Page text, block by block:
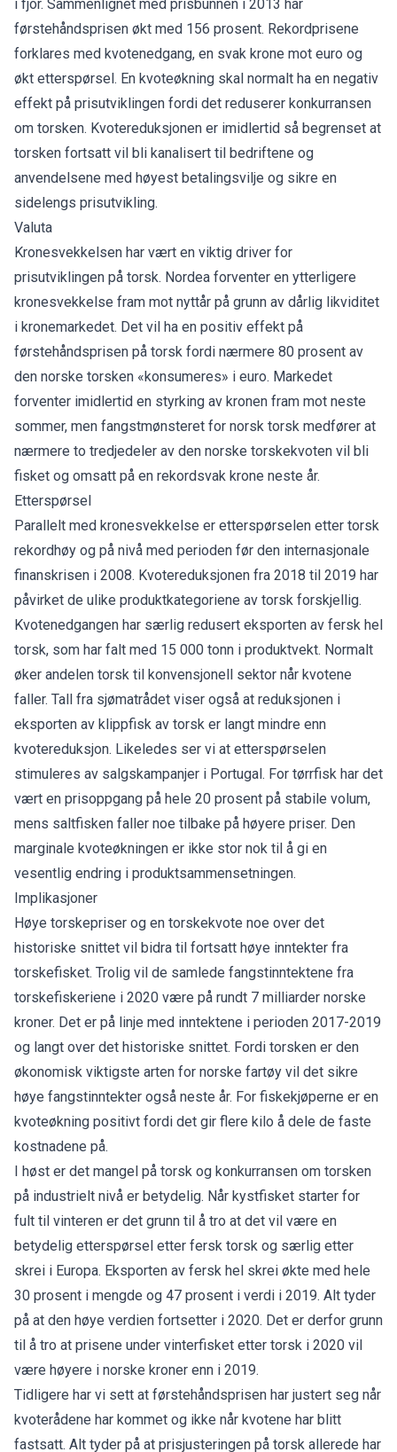
i fjor. Sammenlignet med prisbunnen i 2013 har
førstehåndsprisen økt med 156 prosent. Rekordprisene
forklares med kvotenedgang, en svak krone mot euro og
økt etterspørsel. En kvoteøkning skal normalt ha en negativ
effekt på prisutviklingen fordi det reduserer konkurransen
om torsken. Kvotereduksjonen er imidlertid så begrenset at
torsken fortsatt vil bli kanalisert til bedriftene og
anvendelsene med høyest betalingsvilje og sikre en
sidelengs prisutvikling.
Valuta
Kronesvekkelsen har vært en viktig driver for
prisutviklingen på torsk. Nordea forventer en ytterligere
kronesvekkelse fram mot nyttår på grunn av dårlig likviditet
i kronemarkedet. Det vil ha en positiv effekt på
førstehåndsprisen på torsk fordi nærmere 80 prosent av
den norske torsken «konsumeres» i euro. Markedet
forventer imidlertid en styrking av kronen fram mot neste
sommer, men fangstmønsteret for norsk torsk medfører at
nærmere to tredjedeler av den norske torskekvoten vil bli
fisket og omsatt på en rekordsvak krone neste år.
Etterspørsel
Parallelt med kronesvekkelse er etterspørselen etter torsk
rekordhøy og på nivå med perioden før den internasjonale
finanskrisen i 2008. Kvotereduksjonen fra 2018 til 2019 har
påvirket de ulike produktkategoriene av torsk forskjellig.
Kvotenedgangen har særlig redusert eksporten av fersk hel
torsk, som har falt med 15 000 tonn i produktvekt. Normalt
øker andelen torsk til konvensjonell sektor når kvotene
faller. Tall fra sjømatrådet viser også at reduksjonen i
eksporten av klippfisk av torsk er langt mindre enn
kvotereduksjon. Likeledes ser vi at etterspørselen
stimuleres av salgskampanjer i Portugal. For tørrfisk har det
vært en prisoppgang på hele 20 prosent på stabile volum,
mens saltfisken faller noe tilbake på høyere priser. Den
marginale kvoteøkningen er ikke stor nok til å gi en
vesentlig endring i produktsammensetningen.
Implikasjoner
Høye torskepriser og en torskekvote noe over det
historiske snittet vil bidra til fortsatt høye inntekter fra
torskefisket. Trolig vil de samlede fangstinntektene fra
torskefiskeriene i 2020 være på rundt 7 milliarder norske
kroner. Det er på linje med inntektene i perioden 2017-2019
og langt over det historiske snittet. Fordi torsken er den
økonomisk viktigste arten for norske fartøy vil det sikre
høye fangstinntekter også neste år. For fiskekjøperne er en
kvoteøkning positivt fordi det gir flere kilo å dele de faste
kostnadene på.
I høst er det mangel på torsk og konkurransen om torsken
på industrielt nivå er betydelig. Når kystfisket starter for
fult til vinteren er det grunn til å tro at det vil være en
betydelig etterspørsel etter fersk torsk og særlig etter
skrei i Europa. Eksporten av fersk hel skrei økte med hele
30 prosent i mengde og 47 prosent i verdi i 2019. Alt tyder
på at den høye verdien fortsetter i 2020. Det er derfor grunn
til å tro at prisene under vinterfisket etter torsk i 2020 vil
være høyere i norske kroner enn i 2019.
Tidligere har vi sett at førstehåndsprisen har justert seg når
kvoterådene har kommet og ikke når kvotene har blitt
fastsatt. Alt tyder på at prisjusteringen på torsk allerede har